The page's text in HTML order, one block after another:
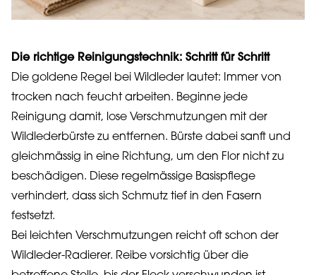
Die richtige Reinigungstechnik: Schritt für Schritt
Die goldene Regel bei Wildleder lautet: Immer von
trocken nach feucht arbeiten. Beginne jede
Reinigung damit, lose Verschmutzungen mit der
Wildlederbürste zu entfernen. Bürste dabei sanft und
gleichmässig in eine Richtung, um den Flor nicht zu
beschädigen. Diese regelmässige Basispflege
verhindert, dass sich Schmutz tief in den Fasern
festsetzt.
Bei leichten Verschmutzungen reicht oft schon der
Wildleder-Radierer. Reibe vorsichtig über die